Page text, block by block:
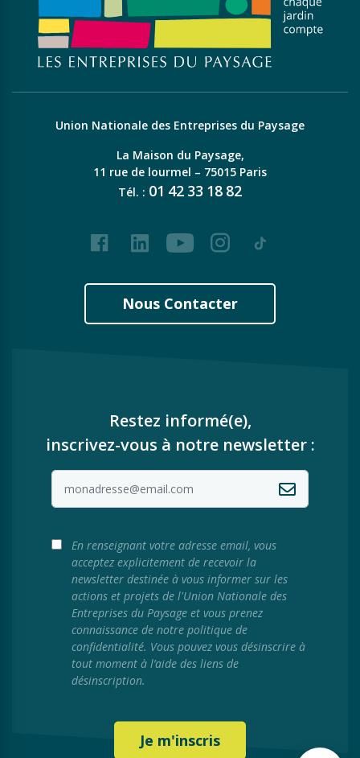
Union Nationale des Entreprises du Paysage
La Maison du Paysage,
11 rue de lourmel – 75015 Paris
Tél. : 01 42 33 18 82
FacebookLinkedInYoutubeInstagram
Tiktok
Nous Contacter
Restez informé(e),
inscrivez-vous à notre newsletter :
En renseignant votre adresse email, vous
acceptez explicitement de recevoir la
newsletter destinée à vous informer sur les
actions et projets de l'Union Nationale des
Entreprises du Paysage et vous prenez
connaissance de notre politique de
confidentialité. Vous pouvez vous désinscrire à
tout moment à l’aide des liens de
désinscription.